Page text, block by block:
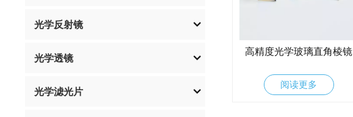
光学反射镜
光学透镜
光学滤光片
高精度光学玻璃直角棱镜
阅读更多